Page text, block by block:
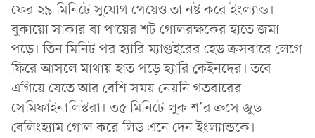
ফের ২৯ মিনিটে সুযোগ পেয়েও তা নষ্ট করে ইংল্যান্ড।
বুকায়ো সাকার বা পায়ের শট গোলরক্ষকের হাতে জমা
পড়ে। তিন মিনিট পর হ্যারি ম্যাগুইরের হেড ক্রসবারে লেগে
ফিরে আসলে মাথায় হাত পড়ে হ্যারি কেইনদের। তবে
এগিয়ে যেতে আর বেশি সময় নেয়নি গতবারের
সেমিফাইনালিস্টরা। ৩৫ মিনিটে লুক শ’র ক্রসে জুড
বেলিংহ্যাম গোল করে লিড এনে দেন ইংল্যান্ডকে।